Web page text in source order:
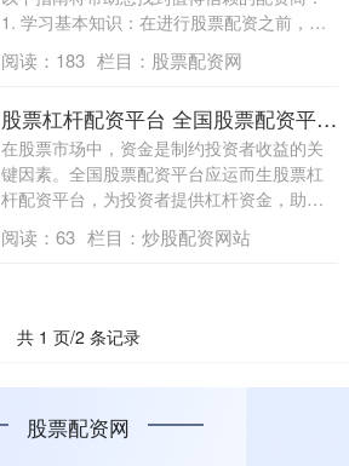
1. 学习基本知识：在进行股票配资之前，
新....
阅读： 183 栏目： 股票配资网
股票杠杆配资平台 全国股票配资平台：助您轻松撬动资本杠杆
在股票市场中，资金是制约投资者收益的关
键因素。全国股票配资平台应运而生股票杠
杆配资平台，为投资者提供杠杆资金，助其
撬动更....
阅读： 63 栏目： 炒股配资网站
共 1 页/2 条记录
股票配资网